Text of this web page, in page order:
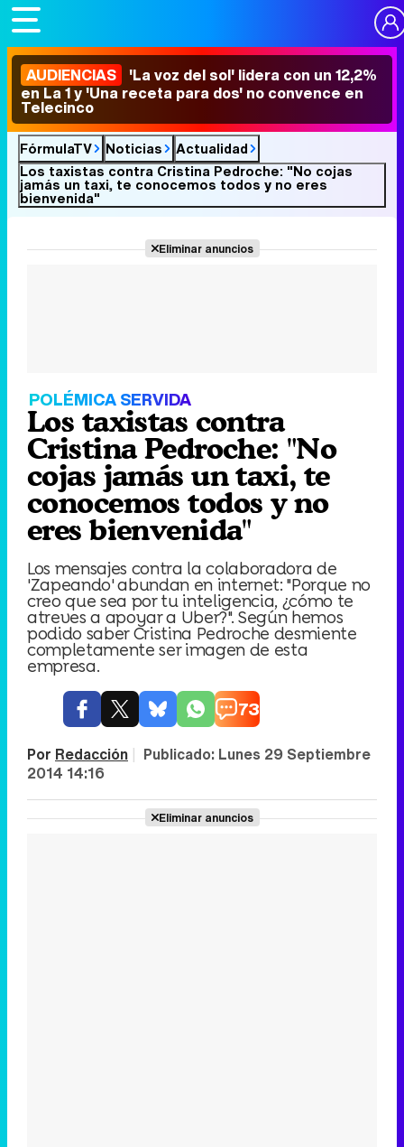
AUDIENCIAS 'La voz del sol' lidera con un 12,2%
en La 1 y 'Una receta para dos' no convence en
Telecinco
FórmulaTV Noticias
Actualidad
Los taxistas contra Cristina Pedroche: "No cojas
jamás un taxi, te conocemos todos y no eres
bienvenida"
Eliminar anuncios
POLÉMICA SERVIDA
Los taxistas contra
Cristina Pedroche: "No
cojas jamás un taxi, te
conocemos todos y no
eres bienvenida"
Los mensajes contra la colaboradora de
'Zapeando' abundan en internet: "Porque no
creo que sea por tu inteligencia, ¿cómo te
atreves a apoyar a Uber?". Según hemos
podido saber Cristina Pedroche desmiente
completamente ser imagen de esta
empresa.
73
Por Redacción | Publicado: Lunes 29 Septiembre
2014 14:16
Eliminar anuncios